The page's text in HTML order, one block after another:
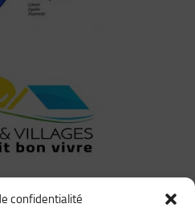
confidentialité